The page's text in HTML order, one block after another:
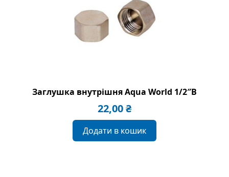
Заглушка внутрішня Aqua World 1/2″B
22,00₴
Додати в кошик